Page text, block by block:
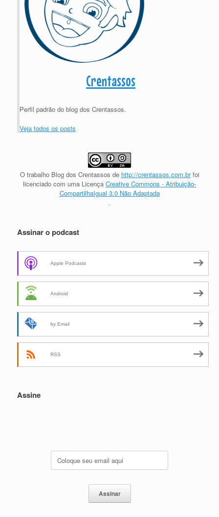
Crentassos
Perfil padrão do blog dos Crentassos.
Veja todos os posts
O trabalho Blog dos Crentassos de http://crentassos.com.brfoi
licenciado com uma Licença Creative Commons - Atribuição-
CompartilhaIgual 3.0 Não Adaptada
.
Assinar o podcast
Apple Podcasts
Android
by Email
RSS
Assine